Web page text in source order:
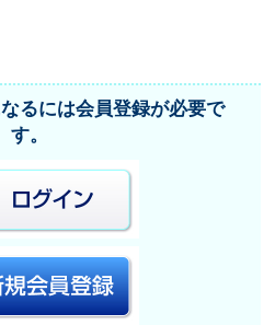
るには会員登録が必要で
す。